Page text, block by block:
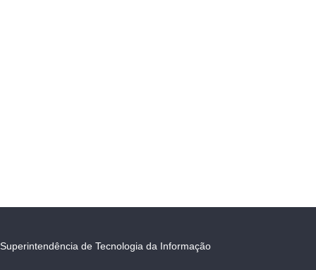
Superintendência de Tecnologia da Informação